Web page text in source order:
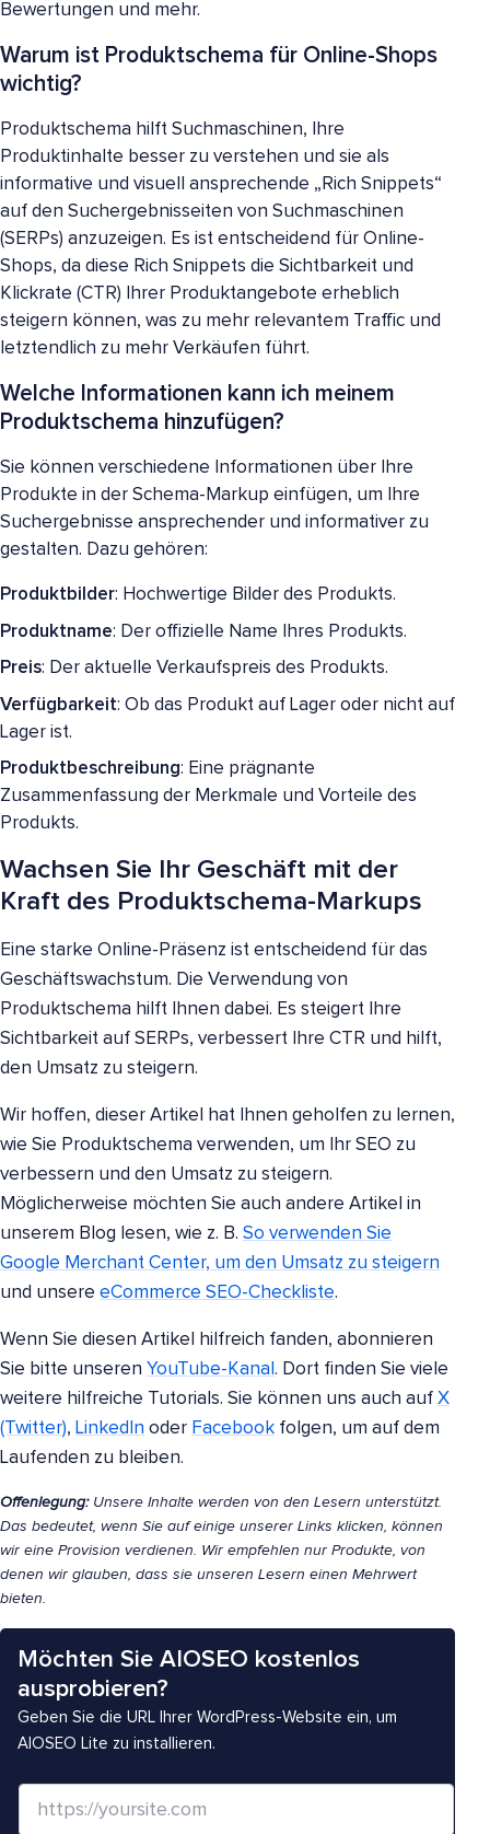
Bewertungen und mehr.
Warum ist Produktschema für Online-Shops
wichtig?
Produktschema hilft Suchmaschinen, Ihre
Produktinhalte besser zu verstehen und sie als
informative und visuell ansprechende „Rich Snippets“
auf den Suchergebnisseiten von Suchmaschinen
(SERPs) anzuzeigen. Es ist entscheidend für Online-
Shops, da diese Rich Snippets die Sichtbarkeit und
Klickrate (CTR) Ihrer Produktangebote erheblich
steigern können, was zu mehr relevantem Traffic und
letztendlich zu mehr Verkäufen führt.
Welche Informationen kann ich meinem
Produktschema hinzufügen?
Sie können verschiedene Informationen über Ihre
Produkte in der Schema-Markup einfügen, um Ihre
Suchergebnisse ansprechender und informativer zu
gestalten. Dazu gehören:
Produktbilder: Hochwertige Bilder des Produkts.
Produktname: Der offizielle Name Ihres Produkts.
Preis: Der aktuelle Verkaufspreis des Produkts.
Verfügbarkeit: Ob das Produkt auf Lager oder nicht auf
Lager ist.
Produktbeschreibung: Eine prägnante
Zusammenfassung der Merkmale und Vorteile des
Produkts.
Wachsen Sie Ihr Geschäft mit der
Kraft des Produktschema-Markups
Eine starke Online-Präsenz ist entscheidend für das
Geschäftswachstum. Die Verwendung von
Produktschema hilft Ihnen dabei. Es steigert Ihre
Sichtbarkeit auf SERPs, verbessert Ihre CTR und hilft,
den Umsatz zu steigern.
Wir hoffen, dieser Artikel hat Ihnen geholfen zu lernen,
wie Sie Produktschema verwenden, um Ihr SEO zu
verbessern und den Umsatz zu steigern.
Möglicherweise möchten Sie auch andere Artikel in
unserem Blog lesen, wie z. B. So verwenden Sie
Google Merchant Center, um den Umsatz zu steigern
und unsere eCommerce SEO-Checkliste.
Wenn Sie diesen Artikel hilfreich fanden, abonnieren
Sie bitte unseren YouTube-Kanal . Dort finden Sie viele
weitere hilfreiche Tutorials. Sie können uns auch auf X
(Twitter), LinkedIn oder Facebook folgen, um auf dem
Laufenden zu bleiben.
Offenlegung:Unsere Inhalte werden von den Lesern unterstützt.
Das bedeutet, wenn Sie auf einige unserer Links klicken, können
wir eine Provision verdienen. Wir empfehlen nur Produkte, von
denen wir glauben, dass sie unseren Lesern einen Mehrwert
bieten.
Möchten Sie AIOSEO kostenlos
ausprobieren?
Geben Sie die URL Ihrer WordPress-Website ein, um
AIOSEO Lite zu installieren.